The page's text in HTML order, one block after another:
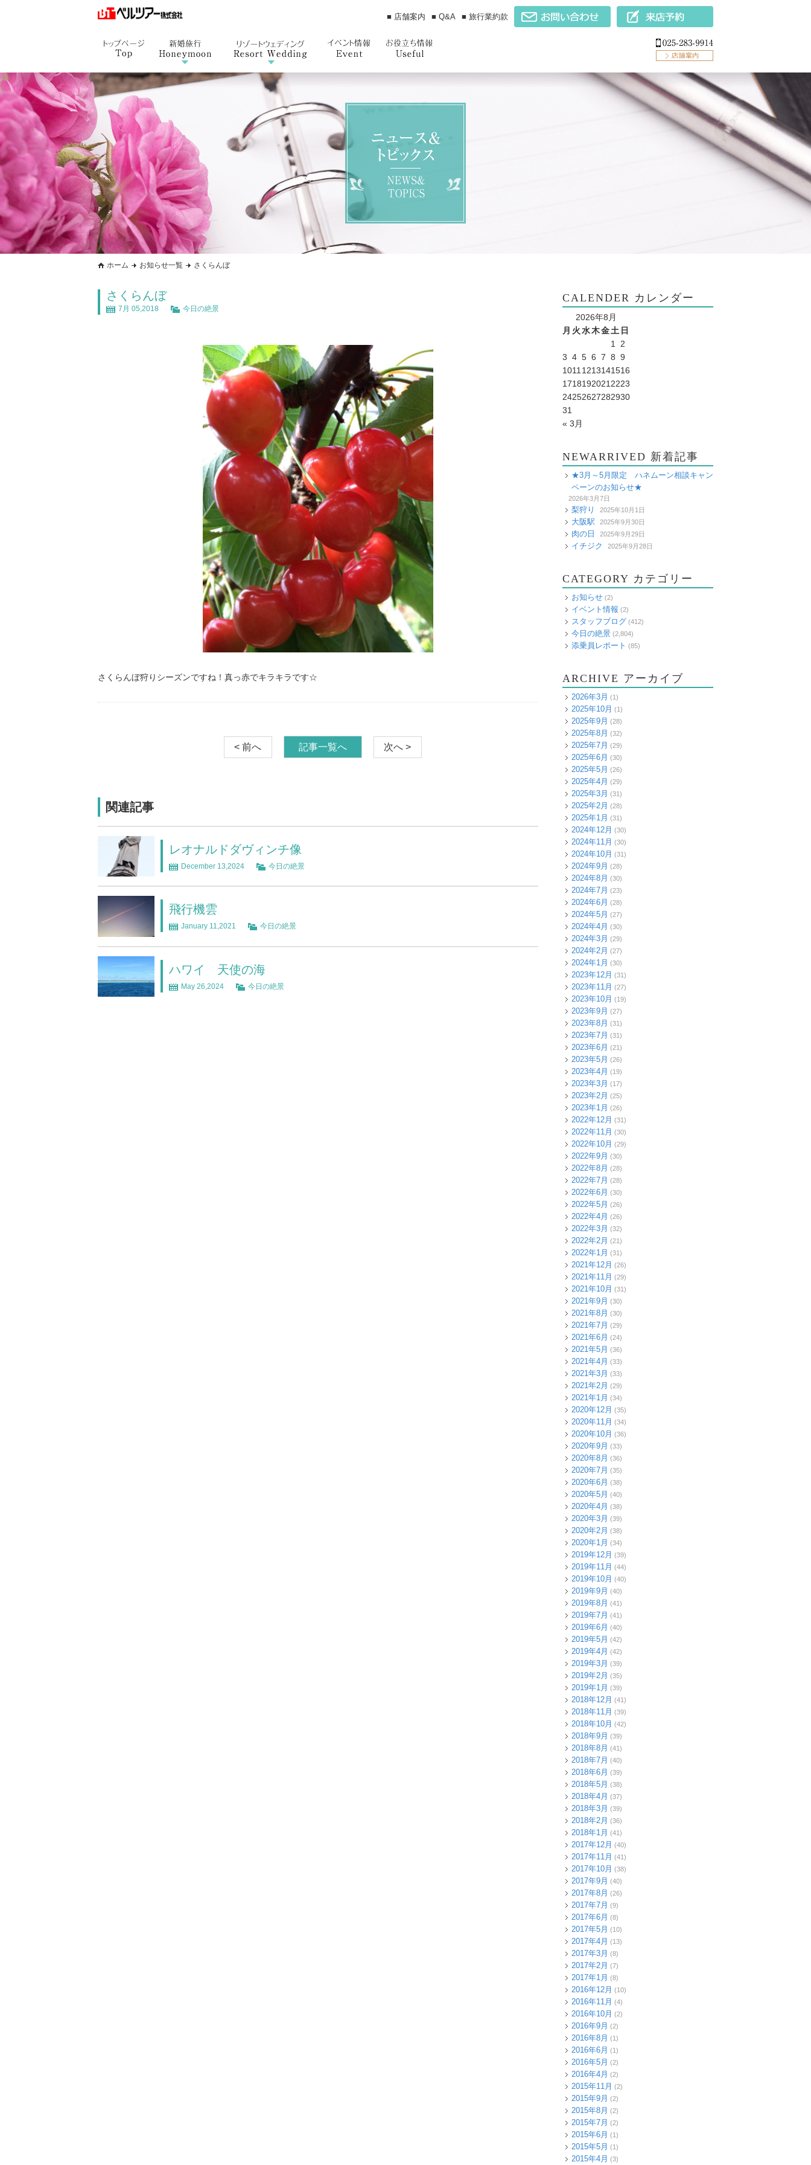
■ 店舗案内 ■ Q&A ■ 旅行業約款
ホーム お知らせ一覧 さくらんぼ
さくらんぼ
7月 05,2018 今日の絶景
さくらんぼ狩りシーズンですね！真っ赤でキラキラです☆
< 前へ 記事一覧へ 次へ >
関連記事
レオナルドダヴィンチ像
December 13,2024 今日の絶景
飛行機雲
January 11,2021 今日の絶景
ハワイ 天使の海
May 26,2024 今日の絶景
CALENDER カレンダー
2026年8月
月 火水木金土 日
1
2
3 4 5 6 7 8 9
1011 1213141516
1718192021 2223
24252627282930
31
« 3月
NEWARRIVED 新着記事
★3月～5月限定 ハネムーン相談キャン
ペーンのお知らせ★
2026年3月7日
梨狩り 2025年10月1日
大阪駅 2025年9月30日
肉の日 2025年9月29日
イチジク 2025年9月28日
CATEGORY カテゴリー
お知らせ (2)
イベント情報 (2)
スタッフブログ (412)
今日の絶景 (2,804)
添乗員レポート (85)
ARCHIVE アーカイブ
2026年3月 (1)
2025年10月 (1)
2025年9月 (28)
2025年8月 (32)
2025年7月 (29)
2025年6月 (30)
2025年5月 (26)
2025年4月 (29)
2025年3月 (31)
2025年2月 (28)
2025年1月 (31)
2024年12月 (30)
2024年11月 (30)
2024年10月 (31)
2024年9月 (28)
2024年8月 (30)
2024年7月 (23)
2024年6月 (28)
2024年5月 (27)
2024年4月 (30)
2024年3月 (29)
2024年2月 (27)
2024年1月 (30)
2023年12月 (31)
2023年11月 (27)
2023年10月 (19)
2023年9月 (27)
2023年8月 (31)
2023年7月 (31)
2023年6月 (21)
2023年5月 (26)
2023年4月 (19)
2023年3月 (17)
2023年2月 (25)
2023年1月 (26)
2022年12月 (31)
2022年11月 (30)
2022年10月 (29)
2022年9月 (30)
2022年8月 (28)
2022年7月 (28)
2022年6月 (30)
2022年5月 (26)
2022年4月 (26)
2022年3月 (32)
2022年2月 (21)
2022年1月 (31)
2021年12月 (26)
2021年11月 (29)
2021年10月 (31)
2021年9月 (30)
2021年8月 (30)
2021年7月 (29)
2021年6月 (24)
2021年5月 (36)
2021年4月 (33)
2021年3月 (33)
2021年2月 (29)
2021年1月 (34)
2020年12月 (35)
2020年11月 (34)
2020年10月 (36)
2020年9月 (33)
2020年8月 (36)
2020年7月 (35)
2020年6月 (38)
2020年5月 (40)
2020年4月 (38)
2020年3月 (39)
2020年2月 (38)
2020年1月 (34)
2019年12月 (39)
2019年11月 (44)
2019年10月 (40)
2019年9月 (40)
2019年8月 (41)
2019年7月 (41)
2019年6月 (40)
2019年5月 (42)
2019年4月 (42)
2019年3月 (39)
2019年2月 (35)
2019年1月 (39)
2018年12月 (41)
2018年11月 (39)
2018年10月 (42)
2018年9月 (39)
2018年8月 (41)
2018年7月 (40)
2018年6月 (39)
2018年5月 (38)
2018年4月 (37)
2018年3月 (39)
2018年2月 (36)
2018年1月 (41)
2017年12月 (40)
2017年11月 (41)
2017年10月 (38)
2017年9月 (40)
2017年8月 (26)
2017年7月 (9)
2017年6月 (8)
2017年5月 (10)
2017年4月 (13)
2017年3月 (8)
2017年2月 (7)
2017年1月 (8)
2016年12月 (10)
2016年11月 (4)
2016年10月 (2)
2016年9月 (2)
2016年8月 (1)
2016年6月 (1)
2016年5月 (2)
2016年4月 (2)
2015年11月 (2)
2015年9月 (2)
2015年8月 (2)
2015年7月 (2)
2015年6月 (1)
2015年5月 (1)
2015年4月 (3)